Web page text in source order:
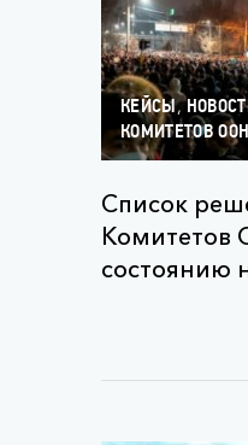
КЕЙСЫ,
КОМИТЕТОВ ООН
Список
Комитетов
состоянию